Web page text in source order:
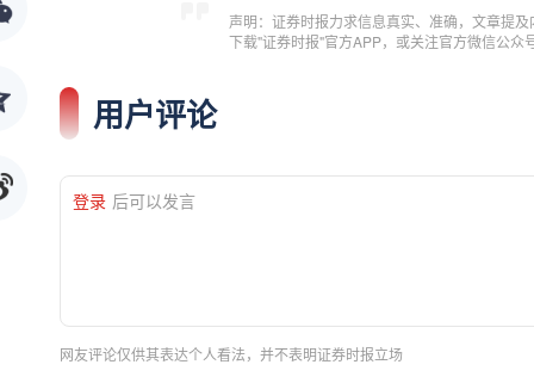
声明：证券时报力求信息真实、准确，文章提
下载"证券时报"官方APP，或关注官方微信公
用户评论
登录 后可以发言
网友评论仅供其表达个人看法，并不表明证券时报立场